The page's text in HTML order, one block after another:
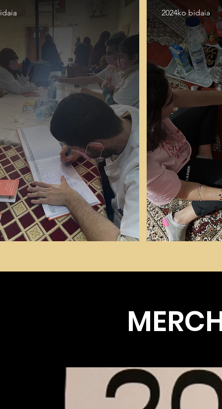
2024ko bidaia